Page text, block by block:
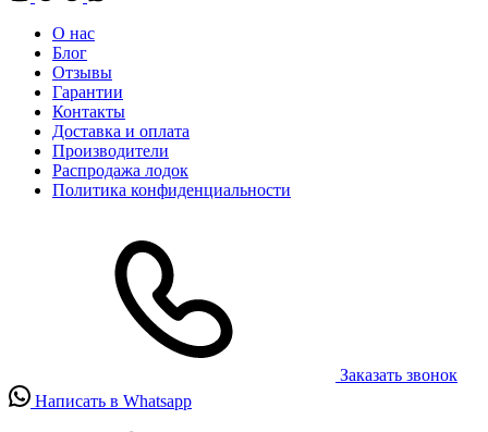
О нас
Блог
Отзывы
Гарантии
Контакты
Доставка и оплата
Производители
Распродажа лодок
Политика конфиденциальности
Заказать звонок
Написать в Whatsapp